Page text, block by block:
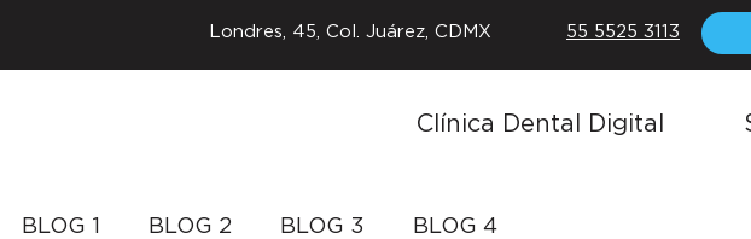
Londres, 45, Col. Juárez, CDMX 55 5525 3113
Clínica Dental Digital
BLOG 1 BLOG 2 BLOG 3 BLOG 4